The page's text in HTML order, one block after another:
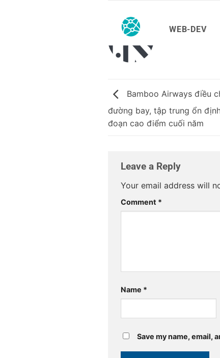
WEB-DEV
Bamboo Airways điều
đường bay, tập trung ổn
đoạn cao điểm cuối năm
Leave a Reply
Your email address will
Comment *
Name *
Save my name, email,